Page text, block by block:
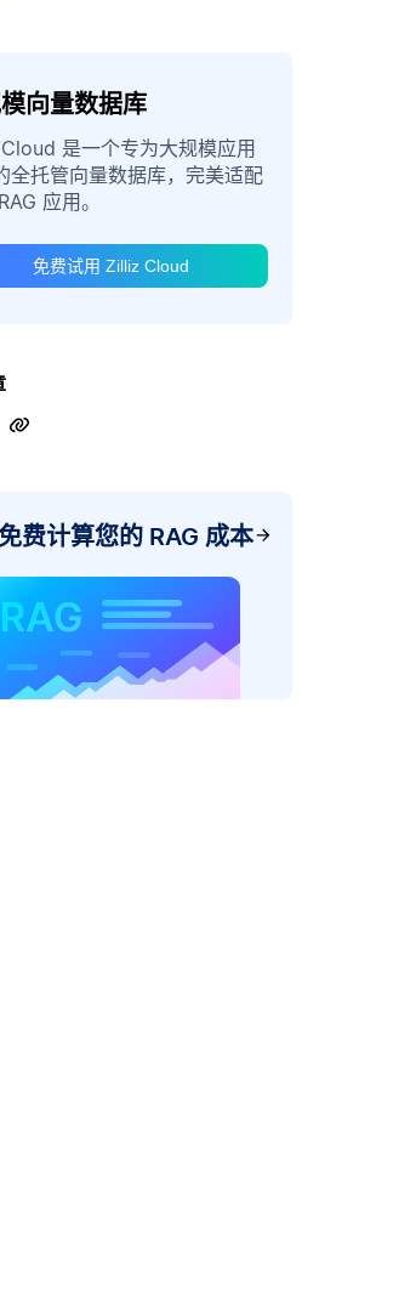
向量数据库
是一个专为大规模应用
全托管向量数据库，完美适配
应用。
免费试用 Zilliz Cloud
费计算您的 RAG 成本